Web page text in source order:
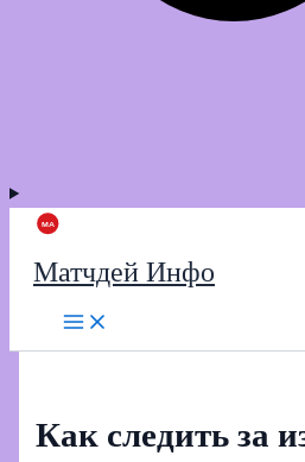
Матчдей Инфо
Как следить за